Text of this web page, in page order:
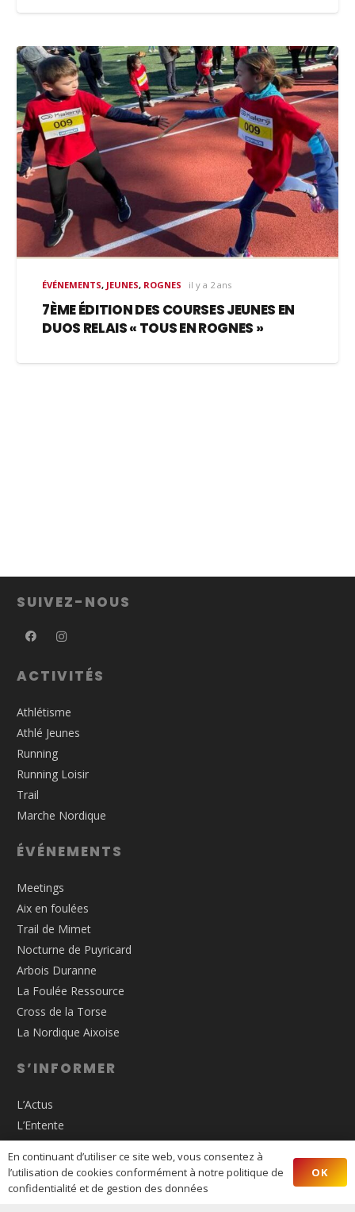
ÉVÉNEMENTS, JEUNES, ROGNES il y a 2 ans
7ÈME ÉDITION DES COURSES JEUNES EN
DUOS RELAIS « TOUS EN ROGNES »
SUIVEZ-NOUS
ACTIVITÉS
Athlétisme
Athlé Jeunes
Running
Running Loisir
Trail
Marche Nordique
ÉVÉNEMENTS
Meetings
Aix en foulées
Trail de Mimet
Nocturne de Puyricard
Arbois Duranne
La Foulée Ressource
Cross de la Torse
La Nordique Aixoise
S’INFORMER
L’Actus
L’Entente
Inscriptions
Les Résultats
En continuant d’utiliser ce site web, vous consentez à
l’utilisation de cookies conformément à notre politique de
confidentialité et de gestion des données
OK